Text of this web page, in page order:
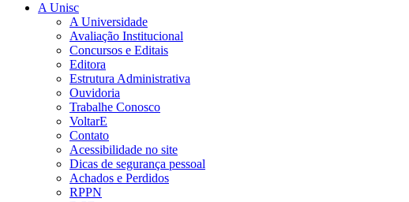
A Unisc
A Universidade
Avaliação Institucional
Concursos e Editais
Editora
Estrutura Administrativa
Ouvidoria
Trabalhe Conosco
VoltarE
Contato
Acessibilidade no site
Dicas de segurança pessoal
Achados e Perdidos
RPPN